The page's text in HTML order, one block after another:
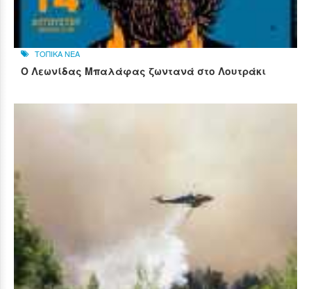
ΤΟΠΙΚΑ ΝΕΑ
Ο Λεωνίδας Μπαλάφας ζωντανά στο Λουτράκι